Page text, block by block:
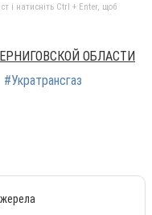
і натисніть Ctrl + Enter, щоб
ОБЛАСТИ
#Укратрансгаз